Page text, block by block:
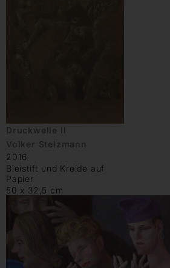
Druckwelle II
Volker Stelzmann
2016
Bleistift und Kreide auf
Papier
50 x 32,5 cm